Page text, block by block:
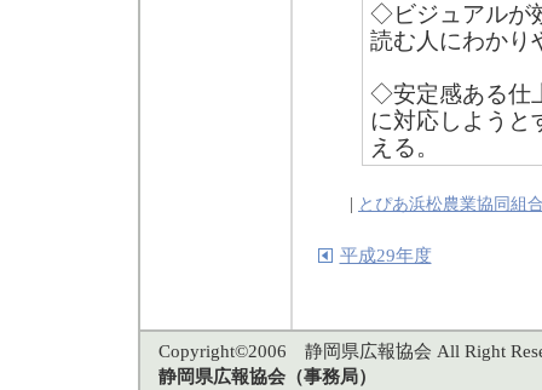
◇ビジュアルが
読む人にわかり
◇安定感ある仕
に対応しようと
える。
とぴあ浜松農業協同組
平成29年度
Copyright©2006 静岡県広報協会 All Right
静岡県広報協会（事務局）